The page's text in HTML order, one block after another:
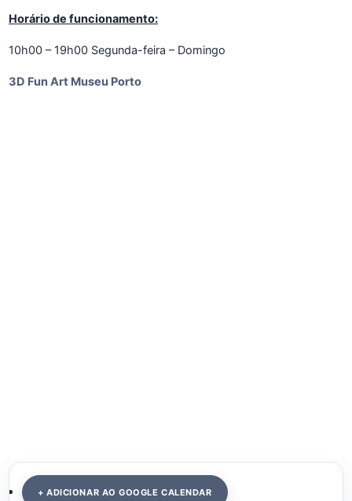
Horário de funcionamento:
10h00 – 19h00 Segunda-feira – Domingo
3D Fun Art Museu Porto
+ ADICIONAR AO GOOGLE CALENDAR